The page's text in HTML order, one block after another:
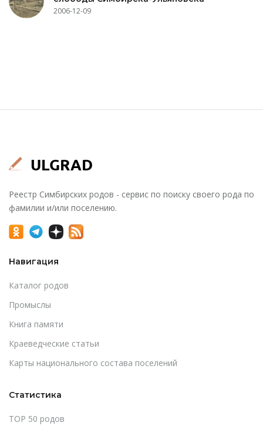
2006-12-09
Реестр Симбирских родов - сервис по поиску своего рода по
фамилии и/или поселению.
Навигация
Каталог родов
Промыслы
Книга памяти
Краеведческие статьи
Карты национального состава поселений
Статистика
TOP 50 родов